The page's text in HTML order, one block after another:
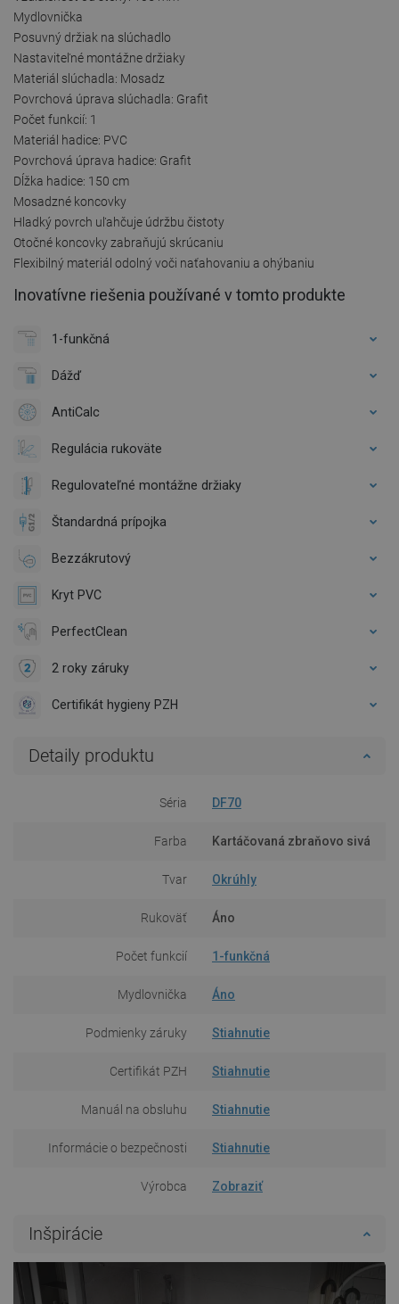
Mydlovnička
Posuvný držiak na slúchadlo
Nastaviteľné montážne držiaky
Materiál slúchadla: Mosadz
Povrchová úprava slúchadla: Grafit
Počet funkcií: 1
Materiál hadice: PVC
Povrchová úprava hadice: Grafit
Dĺžka hadice: 150 cm
Mosadzné koncovky
Hladký povrch uľahčuje údržbu čistoty
Otočné koncovky zabraňujú skrúcaniu
Flexibilný materiál odolný voči naťahovaniu a ohýbaniu
Inovatívne riešenia používané v tomto produkte
1-funkčná
Dážď
AntiCalc
Regulácia rukoväte
Regulovateľné montážne držiaky
Štandardná prípojka
Bezzákrutový
Kryt PVC
PerfectClean
2 roky záruky
Certifikát hygieny PZH
Detaily produktu
Séria DF70
Farba Kartáčovaná zbraňovo sivá
Tvar Okrúhly
Rukoväť Áno
Počet funkcií 1-funkčná
Mydlovnička Áno
Podmienky záruky Stiahnutie
Certifikát PZH Stiahnutie
Manuál na obsluhu Stiahnutie
Informácie o bezpečnosti Stiahnutie
Výrobca Zobraziť
Inšpirácie